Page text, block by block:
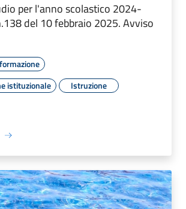
per l'anno scolastico 2024-
del 10 febbraio 2025. Avviso
istituzionale
Istruzione